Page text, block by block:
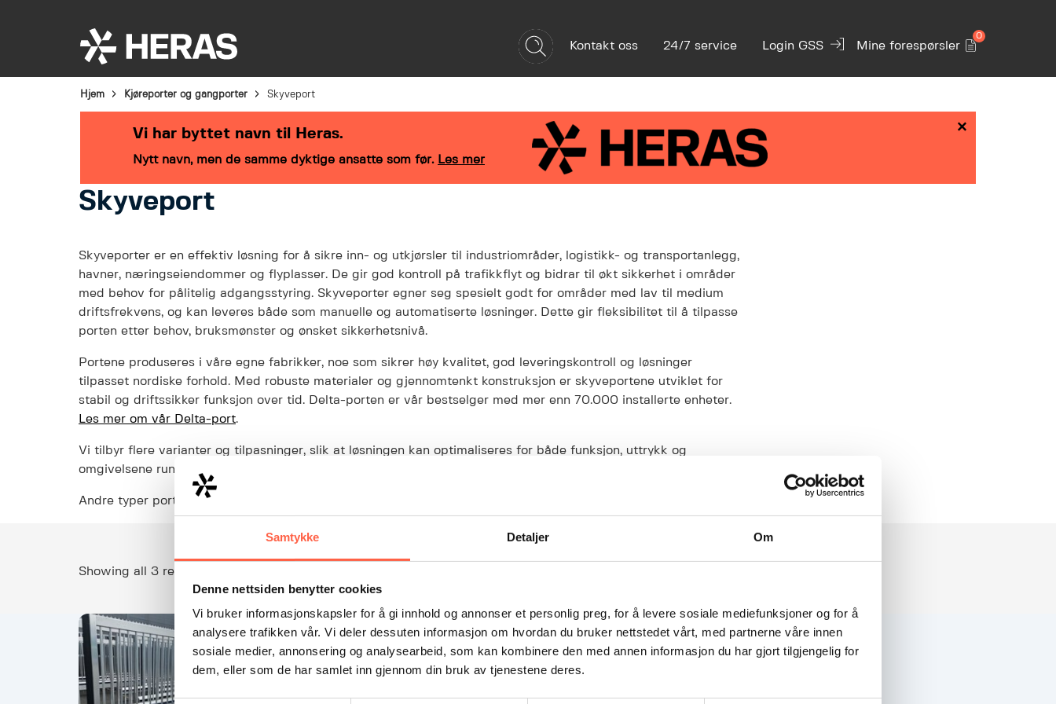
Samtykke Detaljer Om
Denne nettsiden benytter cookies
Vi bruker informasjonskapsler for å gi innhold og annonser et personlig preg, for å levere sosiale mediefunksjoner og for å
analysere trafikken vår. Vi deler dessuten informasjon om hvordan du bruker nettstedet vårt, med partnerne våre innen
sosiale medier, annonsering og analysearbeid, som kan kombinere den med annen informasjon du har gjort tilgjengelig for
dem, eller som de har samlet inn gjennom din bruk av tjenestene deres.
Kontakt oss 24/7 service Login GSS Mine forespørsler
0
Bransjeløsninger Produkter Service
Hjem Kjøreporter og gangporter Skyveport
×
Vi har byttet navn til Heras.
Nytt navn, men de samme dyktige ansatte som før. Les mer
Skyveport
Skyveporter er en effektiv løsning for å sikre inn- og utkjørsler til industriområder, logistikk- og transportanlegg,
havner, næringseiendommer og flyplasser. De gir god kontroll på trafikkflyt og bidrar til økt sikkerhet i områder
med behov for pålitelig adgangsstyring. Skyveporter egner seg spesielt godt for områder med lav til medium
driftsfrekvens, og kan leveres både som manuelle og automatiserte løsninger. Dette gir fleksibilitet til å tilpasse
porten etter behov, bruksmønster og ønsket sikkerhetsnivå.
Portene produseres i våre egne fabrikker, noe som sikrer høy kvalitet, god leveringskontroll og løsninger
tilpasset nordiske forhold. Med robuste materialer og gjennomtenkt konstruksjon er skyveportene utviklet for
stabil og driftssikker funksjon over tid. Delta-porten er vår bestselger med mer enn 70.000 installerte enheter.
Les mer om vår Delta-port.
Vi tilbyr flere varianter og tilpasninger, slik at løsningen kan optimaliseres for både funksjon, uttrykk og
omgivelsene rundt anlegget.
Andre typer porter kan også leveres, ta gjerne
Showing all 3 results